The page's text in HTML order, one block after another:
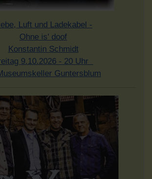
Luft und Ladekabel -
Ohne is' doof
Konstantin Schmidt
9.10.2026 - 20 Uhr
Guntersblum